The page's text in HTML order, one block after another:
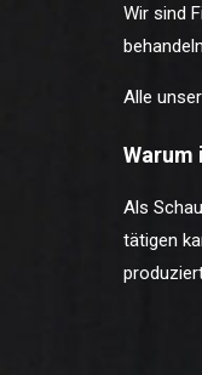
Wir sind
Alle
Warum
Als
tätigen